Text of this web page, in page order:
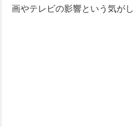
画やテレビの影響という気がし